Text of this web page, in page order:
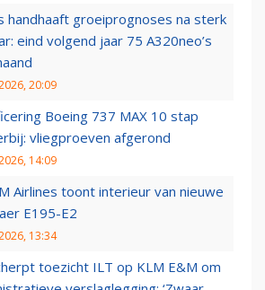
handhaaft groeiprognoses na sterk
eind volgend jaar 75 A320neo’s
20:09
Boeing 737 MAX 10 stap
vliegproeven afgerond
14:09
Airlines toont interieur van nieuwe
E195-E2
13:34
toezicht ILT op KLM E&M om